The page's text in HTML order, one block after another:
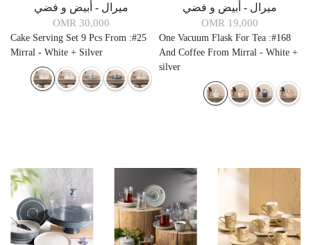
ميرال - أبيض و فضي
19,000 OMR
#168
:
One Vacuum Flask For Tea
And Coffee From Mirral - White +
silver
ميرال - أبيض و فضي
30,000 OMR
#25
:
Cake Serving Set 9 Pcs From
Mirral - White + Silver